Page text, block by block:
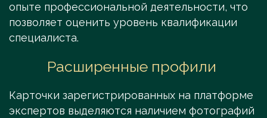
опыте профессиональной деятельности, что
позволяет оценить уровень квалификации
специалиста.
Расширенные профили
Карточки зарегистрированных на платформе
экспертов выделяются наличием фотографий